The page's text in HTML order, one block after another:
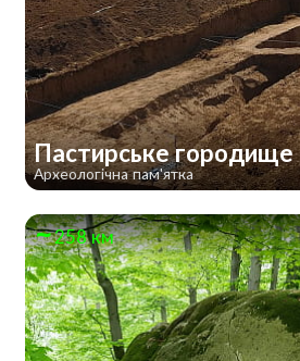
Пастирське городище
Археологічна пам'ятка
258 км